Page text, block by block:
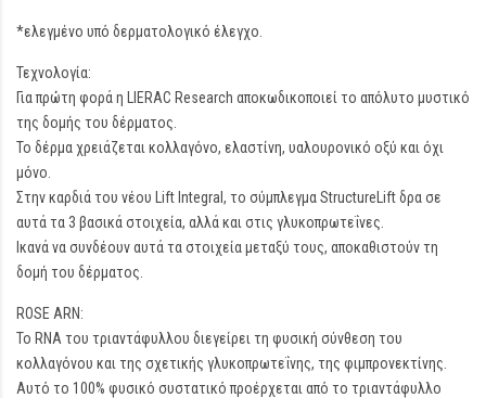
*ελεγμένο υπό δερματολογικό έλεγχο.
Τεχνολογία:
Για πρώτη φορά η LIERAC Research αποκωδικοποιεί το απόλυτο μυστικό
της δομής του δέρματος.
Το δέρμα χρειάζεται κολλαγόνο, ελαστίνη, υαλουρονικό οξύ και όχι
μόνο.
Στην καρδιά του νέου Lift Integral, το σύμπλεγμα StructureLift δρα σε
αυτά τα 3 βασικά στοιχεία, αλλά και στις γλυκοπρωτεΐνες.
Ικανά να συνδέουν αυτά τα στοιχεία μεταξύ τους, αποκαθιστούν τη
δομή του δέρματος.
ROSE ARN:
Το RNA του τριαντάφυλλου διεγείρει τη φυσική σύνθεση του
κολλαγόνου και της σχετικής γλυκοπρωτεΐνης, της φιμπρονεκτίνης.
Αυτό το 100% φυσικό συστατικό προέρχεται από το τριαντάφυλλο